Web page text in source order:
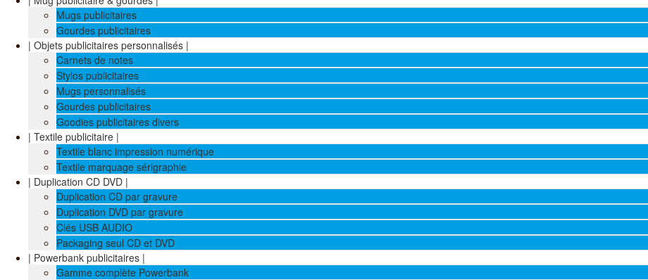
Mugs publicitaires
Gourdes publicitaires
| Objets publicitaires personnalisés |
Carnets de notes
Stylos publicitaires
Mugs personnalisés
Gourdes publicitaires
Goodies publicitaires divers
| Textile publicitaire |
Textile blanc impression numérique
Textile marquage sérigraphie
| Duplication CD DVD |
Duplication CD par gravure
Duplication DVD par gravure
Clés USB AUDIO
Packaging seul CD et DVD
| Powerbank publicitaires |
Gamme complète Powerbank